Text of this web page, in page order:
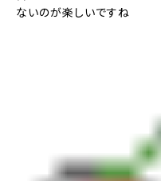
ないのが楽しいですね